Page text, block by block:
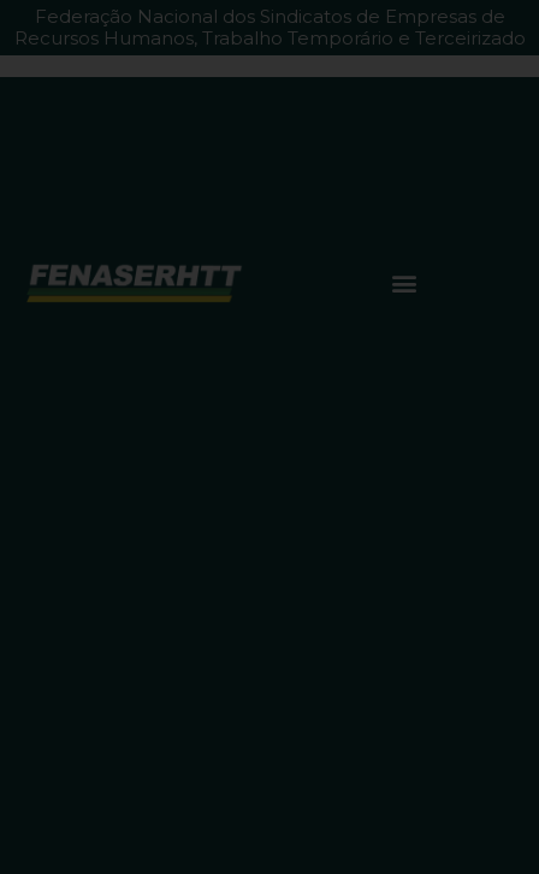
Federação Nacional dos Sindicatos de Empresas de
Recursos Humanos, Trabalho Temporário e Terceirizado